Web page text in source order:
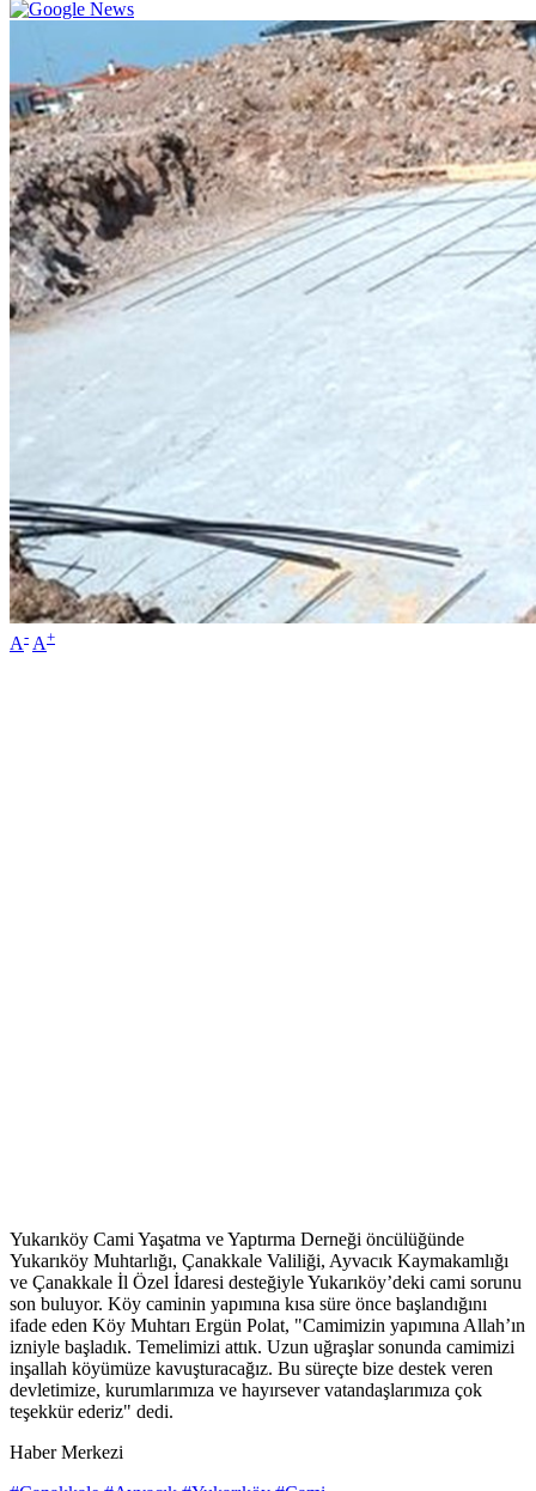
A- A+
Yukarıköy Cami Yaşatma ve Yaptırma Derneği öncülüğünde
Yukarıköy Muhtarlığı, Çanakkale Valiliği, Ayvacık Kaymakamlığı
ve Çanakkale İl Özel İdaresi desteğiyle Yukarıköy’deki cami sorunu
son buluyor. Köy caminin yapımına kısa süre önce başlandığını
ifade eden Köy Muhtarı Ergün Polat, "Camimizin yapımına Allah’ın
izniyle başladık. Temelimizi attık. Uzun uğraşlar sonunda camimizi
inşallah köyümüze kavuşturacağız. Bu süreçte bize destek veren
devletimize, kurumlarımıza ve hayırsever vatandaşlarımıza çok
teşekkür ederiz" dedi.
Haber Merkezi